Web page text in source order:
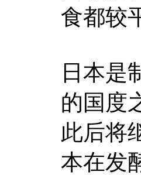
食都较
日本是
的国度
此后将
本在发